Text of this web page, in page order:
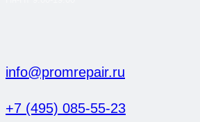
info@promrepair.ru
+7 (495) 085-55-23